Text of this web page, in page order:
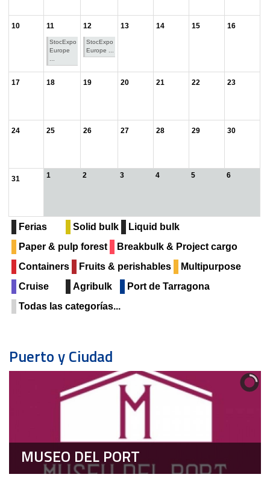
10 11
StocExpo
Europe
12
StocExpo
Europe ...
13 14 15 16
17 18 19 20 21 22 23
24 25 26 27 28 29 30
31 1 2 3 4 5 6
Ferias Solid bulk
Liquid bulk
Paper & pulp forest
Breakbulk & Project cargo
Containers
Fruits & perishables
Multipurpose
Cruise
Agribulk
Port de Tarragona
Todas las categorías...
Puerto y Ciudad
MUSEO DEL PORT